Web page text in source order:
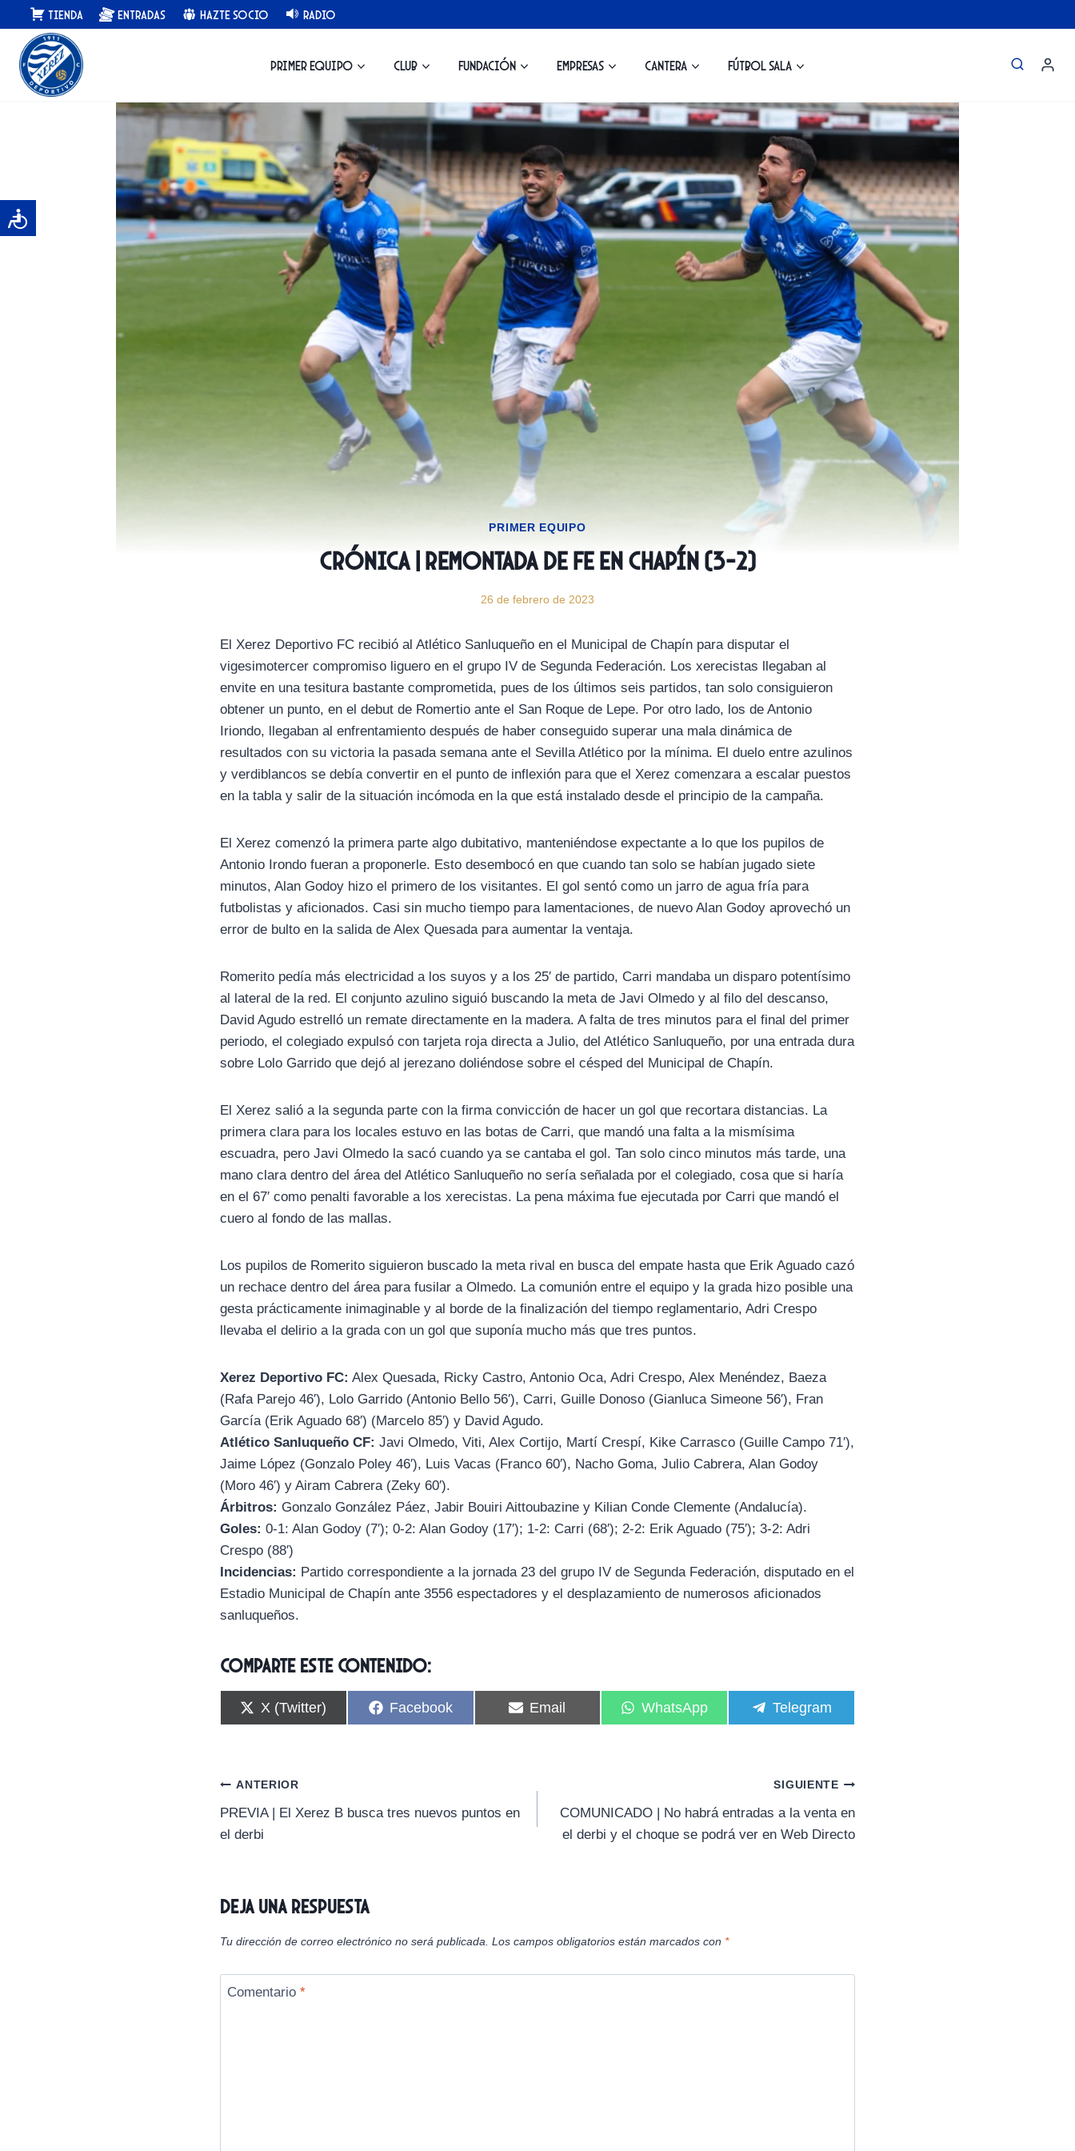
Saltar
al
contenido
Tienda Entradas Hazte Socio Radio
Primer equipo Club Fundación Empresas Cantera Fútbol Sala
PRIMER EQUIPO
CRÓNICA | Remontada de fe en Chapín (3-2)
26 de febrero de 2023
El Xerez Deportivo FC recibió al Atlético Sanluqueño en el Municipal de Chapín para disputar el
vigesimotercer compromiso liguero en el grupo IV de Segunda Federación. Los xerecistas llegaban al
envite en una tesitura bastante comprometida, pues de los últimos seis partidos, tan solo consiguieron
obtener un punto, en el debut de Romertio ante el San Roque de Lepe. Por otro lado, los de Antonio
Iriondo, llegaban al enfrentamiento después de haber conseguido superar una mala dinámica de
resultados con su victoria la pasada semana ante el Sevilla Atlético por la mínima. El duelo entre azulinos
y verdiblancos se debía convertir en el punto de inflexión para que el Xerez comenzara a escalar puestos
en la tabla y salir de la situación incómoda en la que está instalado desde el principio de la campaña.
El Xerez comenzó la primera parte algo dubitativo, manteniéndose expectante a lo que los pupilos de
Antonio Irondo fueran a proponerle. Esto desembocó en que cuando tan solo se habían jugado siete
minutos, Alan Godoy hizo el primero de los visitantes. El gol sentó como un jarro de agua fría para
futbolistas y aficionados. Casi sin mucho tiempo para lamentaciones, de nuevo Alan Godoy aprovechó un
error de bulto en la salida de Alex Quesada para aumentar la ventaja.
Romerito pedía más electricidad a los suyos y a los 25′ de partido, Carri mandaba un disparo potentísimo
al lateral de la red. El conjunto azulino siguió buscando la meta de Javi Olmedo y al filo del descanso,
David Agudo estrelló un remate directamente en la madera. A falta de tres minutos para el final del primer
periodo, el colegiado expulsó con tarjeta roja directa a Julio, del Atlético Sanluqueño, por una entrada dura
sobre Lolo Garrido que dejó al jerezano doliéndose sobre el césped del Municipal de Chapín.
El Xerez salió a la segunda parte con la firma convicción de hacer un gol que recortara distancias. La
primera clara para los locales estuvo en las botas de Carri, que mandó una falta a la mismísima
escuadra, pero Javi Olmedo la sacó cuando ya se cantaba el gol. Tan solo cinco minutos más tarde, una
mano clara dentro del área del Atlético Sanluqueño no sería señalada por el colegiado, cosa que si haría
en el 67′ como penalti favorable a los xerecistas. La pena máxima fue ejecutada por Carri que mandó el
cuero al fondo de las mallas.
Los pupilos de Romerito siguieron buscado la meta rival en busca del empate hasta que Erik Aguado cazó
un rechace dentro del área para fusilar a Olmedo. La comunión entre el equipo y la grada hizo posible una
gesta prácticamente inimaginable y al borde de la finalización del tiempo reglamentario, Adri Crespo
llevaba el delirio a la grada con un gol que suponía mucho más que tres puntos.
Xerez Deportivo FC: Alex Quesada, Ricky Castro, Antonio Oca, Adri Crespo, Alex Menéndez, Baeza
(Rafa Parejo 46′), Lolo Garrido (Antonio Bello 56′), Carri, Guille Donoso (Gianluca Simeone 56′), Fran
García (Erik Aguado 68′) (Marcelo 85′) y David Agudo.
Atlético Sanluqueño CF: Javi Olmedo, Viti, Alex Cortijo, Martí Crespí, Kike Carrasco (Guille Campo 71′),
Jaime López (Gonzalo Poley 46′), Luis Vacas (Franco 60′), Nacho Goma, Julio Cabrera, Alan Godoy
(Moro 46′) y Airam Cabrera (Zeky 60′).
Árbitros: Gonzalo González Páez, Jabir Bouiri Aittoubazine y Kilian Conde Clemente (Andalucía).
Goles: 0-1: Alan Godoy (7′); 0-2: Alan Godoy (17′); 1-2: Carri (68′); 2-2: Erik Aguado (75′); 3-2: Adri
Crespo (88′)
Incidencias: Partido correspondiente a la jornada 23 del grupo IV de Segunda Federación, disputado en el
Estadio Municipal de Chapín ante 3556 espectadores y el desplazamiento de numerosos aficionados
sanluqueños.
Comparte este contenido:
C
o
r
t
i
r
e
X (Twitter)
C
o
i
r
Facebook
C
o
Email
C
o
i
r
e
WhatsApp
C
o
r
t
i
r
e
Telegram
Navegación
de
ANTERIOR
PREVIA | El Xerez B busca tres nuevos puntos en
el derbi
SIGUIENTE
COMUNICADO | No habrá entradas a la venta en
el derbi y el choque se podrá ver en Web Directo
Deja una respuesta
Tu dirección de correo electrónico no será publicada. Los campos obligatorios están marcados con *
Comentario *